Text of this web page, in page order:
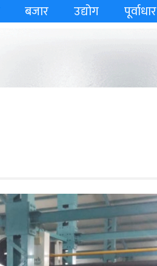
बजार उद्योग पूर्वाधार